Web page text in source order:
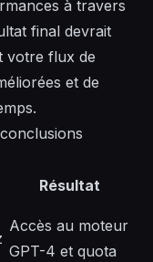
à travers
final devrait
votre flux de
et de
Résultat
Accès au moteur
GPT-4 et quota